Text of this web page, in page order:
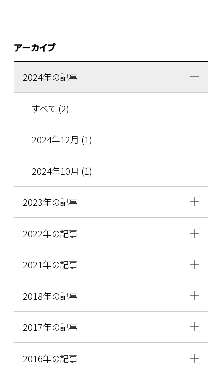
アーカイブ
2024年の記事
すべて (2)
2024年12月 (1)
2024年10月 (1)
2023年の記事
2022年の記事
2021年の記事
2018年の記事
2017年の記事
2016年の記事